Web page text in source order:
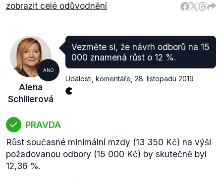
zobrazit celé odůvodnění
ANO
Alena
Schillerová
Vezměte si, že návrh odborů na 15
000 znamená růst o 12 %.
Události, komentáře 28. listopadu 2019
PRAVDA
Růst současné minimální mzdy (13 350 Kč) na výši
požadovanou odbory (15 000 Kč) by skutečně byl
12,36 %.